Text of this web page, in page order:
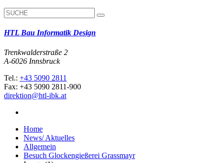
HTL Bau Informatik Design
Trenkwalderstraße 2
A-6026 Innsbruck
Tel.: +43 5090 2811
Fax: +43 5090 2811-900
direktion@htl-ibk.at
Home
News/ Aktuelles
Allgemein
Besuch Glockengießerei Grassmayr